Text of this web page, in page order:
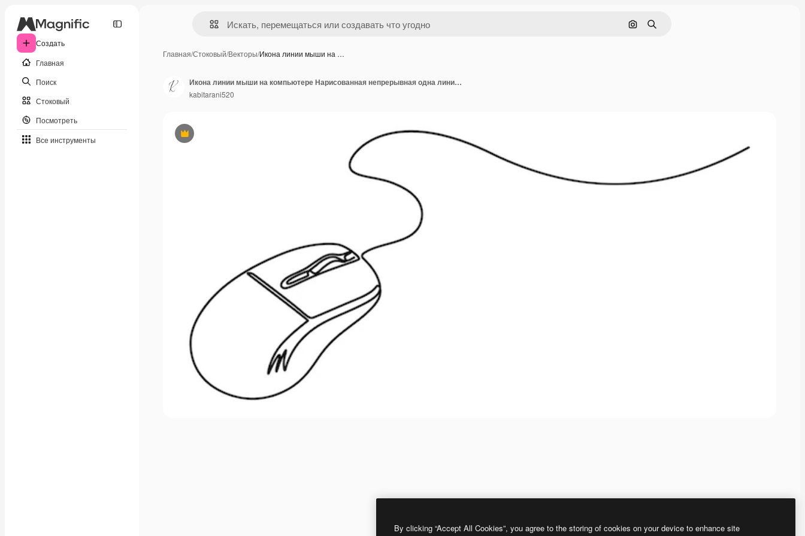
Создать
Главная
Поиск
Стоковый
Посмотреть
Все инструменты
Поиск по изображению
Поиск
Главная/Стоковый/Векторы/Икона линии мыши на …
Премиум
Икона линии мыши на компьютере Нарисованная непрерывная одна линия логотип мыши компьютера Векторная иллюстрация Вычисление
kabitarani520
By clicking “Accept All Cookies”, you agree to the storing of cookies on your device to enhance site